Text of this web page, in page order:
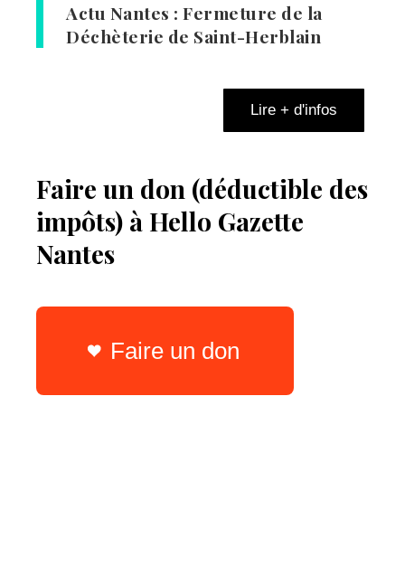
Actu Nantes : Fermeture de la
Déchèterie de Saint-Herblain
Lire + d'infos
Faire un don (déductible des
impôts) à Hello Gazette
Nantes
Faire un don